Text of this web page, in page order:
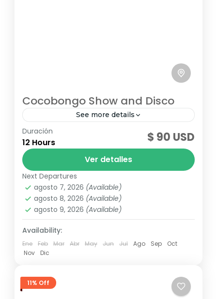
Cocobongo Show and Disco
See more details
"Coco Bongo Downtown en Punta Cana es
un maravilloso lugar para pasar la noche
después de un espectacular día de sol en
las hermosas playas de...
Punta Cana,
Duración
12 Hours $ 90 USD
Ver detalles
Next Departures
agosto 7, 2026 (Available)
agosto 8, 2026 (Available)
agosto 9, 2026 (Available)
Availability:
Ene Feb Mar Abr May Jun Jul Ago Sep
Oct
Nov
Dic
11% Off